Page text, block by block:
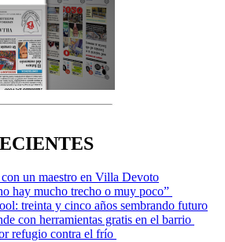
un maestro en Villa Devoto
hay mucho trecho o muy poco”
treinta y cinco años sembrando futuro
con herramientas gratis en el barrio
refugio contra el frío